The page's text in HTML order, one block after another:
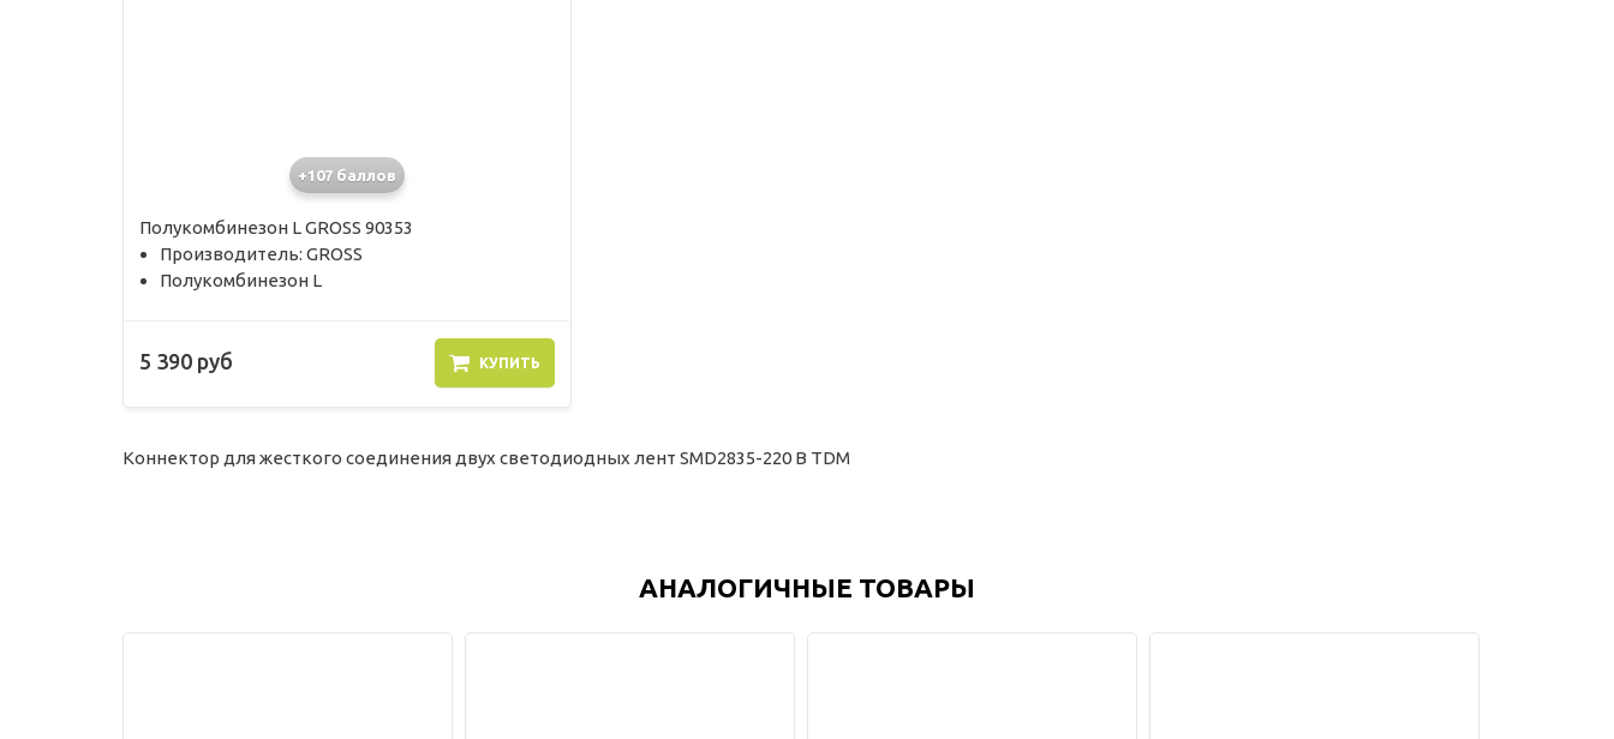
+107 баллов
Полукомбинезон L GROSS 90353
Производитель: GROSS
Полукомбинезон L
5 390 руб КУПИТЬ
Коннектор для жесткого соединения двух светодиодных лент SMD2835-220 В TDM
АНАЛОГИЧНЫЕ ТОВАРЫ